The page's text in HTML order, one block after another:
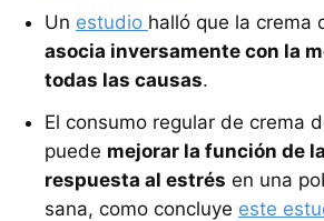
Un estudio halló que la crema
asocia inversamente con la
todas las causas.
El consumo regular de crema
puede mejorar la función de
respuesta al estrés en una
sana, como concluye este